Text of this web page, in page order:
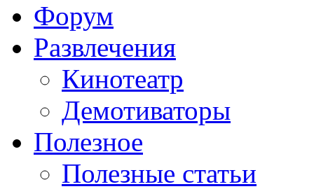
Форум
Развлечения
Кинотеатр
Демотиваторы
Полезное
Полезные статьи